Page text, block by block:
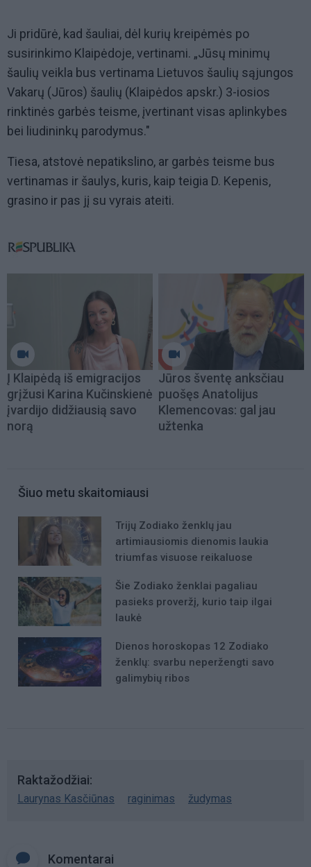
Ji pridūrė, kad šauliai, dėl kurių kreipėmės po
susirinkimo Klaipėdoje, vertinami. „Jūsų minimų
šaulių veikla bus vertinama Lietuvos šaulių sąjungos
Vakarų (Jūros) šaulių (Klaipėdos apskr.) 3-iosios
rinktinės garbės teisme, įvertinant visas aplinkybes
bei liudininkų parodymus."
Tiesa, atstovė nepatikslino, ar garbės teisme bus
vertinamas ir šaulys, kuris, kaip teigia D. Kepenis,
grasino ir pas jį su vyrais ateiti.
Į Klaipėdą iš emigracijos
grįžusi Karina Kučinskienė
įvardijo didžiausią savo
norą
Jūros šventę anksčiau
puošęs Anatolijus
Klemencovas: gal jau
užtenka
Šiuo metu skaitomiausi
Trijų Zodiako ženklų jau
artimiausiomis dienomis laukia
triumfas visuose reikaluose
Šie Zodiako ženklai pagaliau
pasieks proveržį, kurio taip ilgai
laukė
Dienos horoskopas 12 Zodiako
ženklų: svarbu neperžengti savo
galimybių ribos
Raktažodžiai
Laurynas Kasčiūnas raginimas žudymas
Komentarai